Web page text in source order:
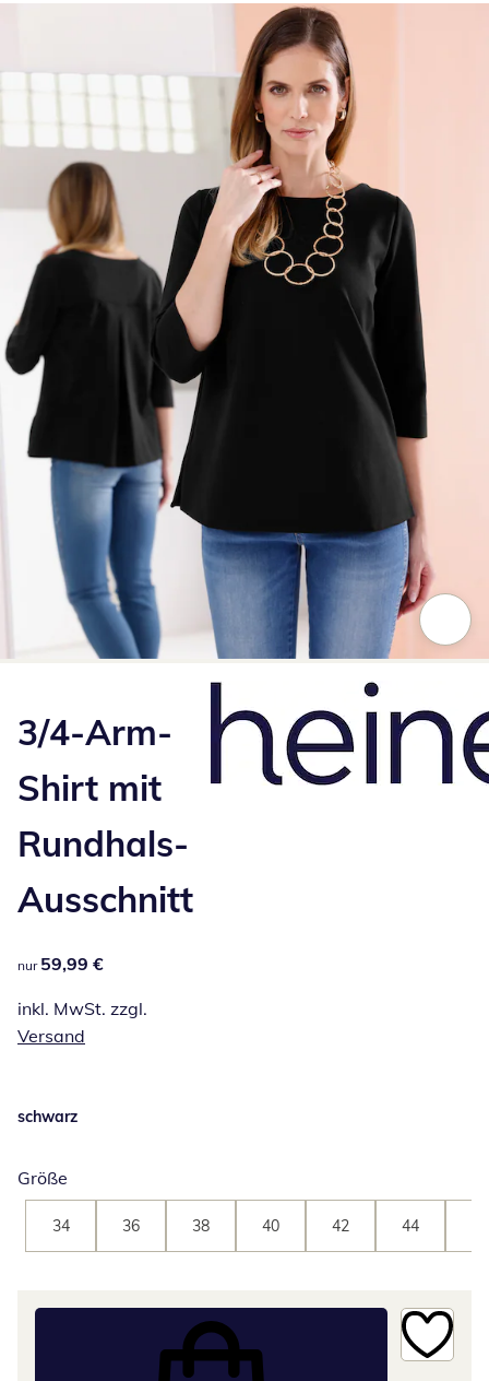
3/4-Arm-
Shirt mit
Rundhals-
Ausschnitt
59,99 €
nur 59,99 €
inkl. MwSt. zzgl.
Versand
schwarz
Größe
34 36 38 40 42 44